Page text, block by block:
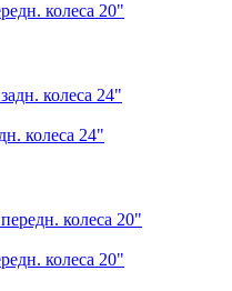
колеса 20"
колеса 24"
колеса 20"